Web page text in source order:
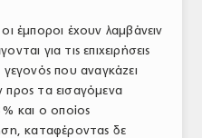
έμποροι έχουν λαμβάνειν
για τις επιχειρήσεις
που αναγκάζει
τα εισαγόμενα
και ο οποίος
καταφέροντας δε